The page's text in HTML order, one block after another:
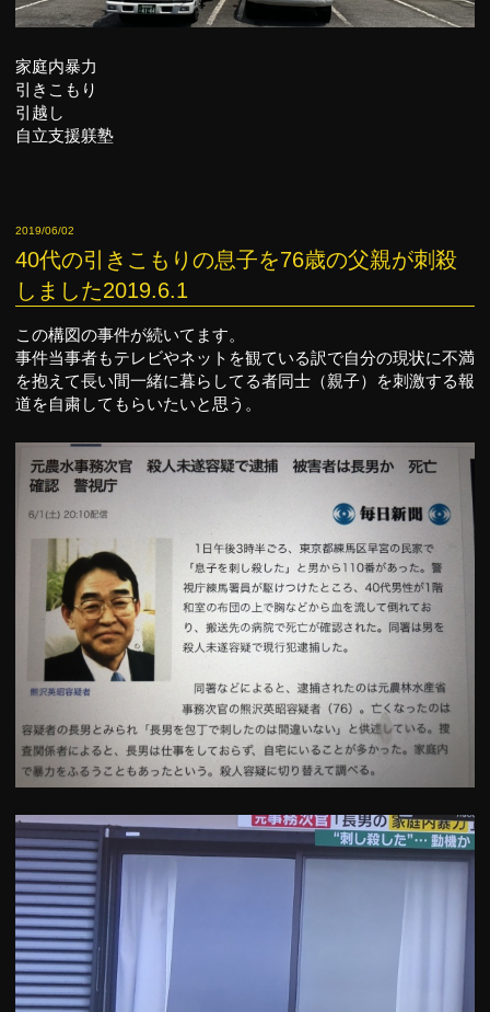
家庭内暴力
引きこもり
引越し
自立支援躾塾
2019/06/02
40代の引きこもりの息子を76歳の父親が刺殺
しました2019.6.1
この構図の事件が続いてます。
事件当事者もテレビやネットを観ている訳で自分の現状に不満
を抱えて長い間一緒に暮らしてる者同士（親子）を刺激する報
道を自粛してもらいたいと思う。